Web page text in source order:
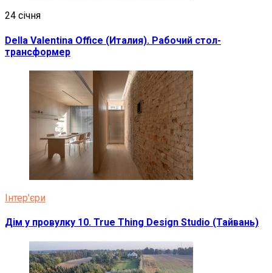
24 січня
Della Valentina Office (Италия). Рабочий стол-
трансформер
Інтер'єри
Дім у провулку 10. True Thing Design Studio (Тайвань)